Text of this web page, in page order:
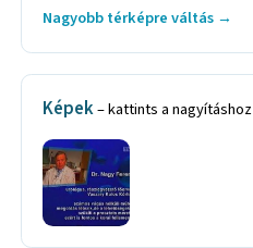
Nagyobb térképre váltás →
Képek– kattints a nagyításhoz